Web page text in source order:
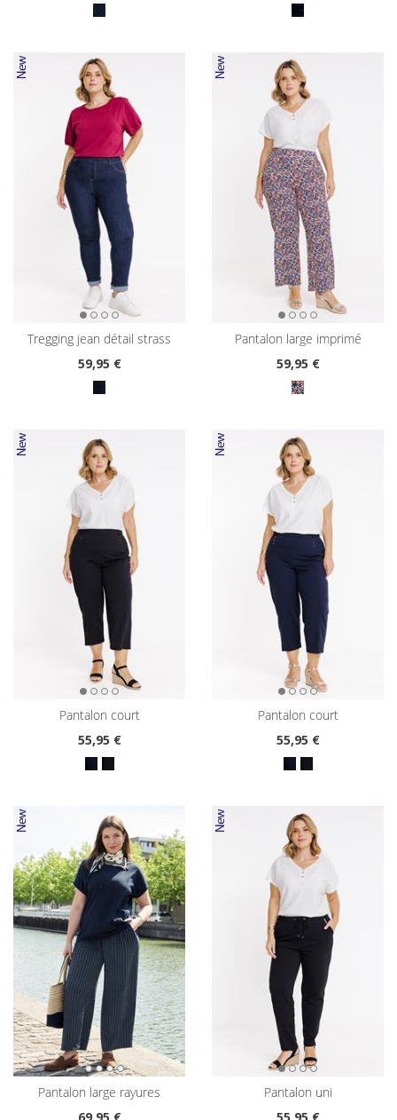
tregging jean détail strass
59,95 €
pantalon large imprimé
59,95 €
pantalon court
55,95 €
pantalon court
55,95 €
pantalon large rayures
pantalon uni